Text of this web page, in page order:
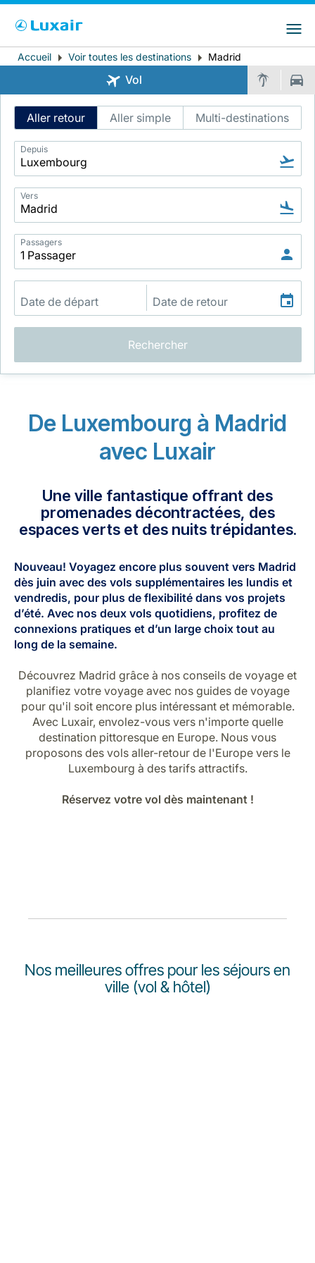
LuxairTours
LuxairGroup
Carrières chez Luxair
Pays de résidence Langue préférée
Fil
d'Ariane
Accueil Voir toutes les destinations Madrid
Vol
Intelligent
Flight
Search
Aller retour Aller simple Multi-destinations
Depuis
Vers
Passagers
Rechercher
De Luxembourg à Madrid
avec Luxair
Une ville fantastique offrant des
promenades décontractées, des
espaces verts et des nuits trépidantes.
Nouveau! Voyagez encore plus souvent vers Madrid
dès juin avec des vols supplémentaires les lundis et
vendredis, pour plus de flexibilité dans vos projets
d’été. Avec nos deux vols quotidiens, profitez de
connexions pratiques et d’un large choix tout au
long de la semaine.
Découvrez Madrid grâce à nos conseils de voyage et
planifiez votre voyage avec nos guides de voyage
pour qu'il soit encore plus intéressant et mémorable.
Avec Luxair, envolez-vous vers n'importe quelle
destination pittoresque en Europe. Nous vous
proposons des vols aller-retour de l'Europe vers le
Luxembourg à des tarifs attractifs.
Réservez votre vol dès maintenant !
Nos meilleures offres pour les séjours en
ville (vol & hôtel)